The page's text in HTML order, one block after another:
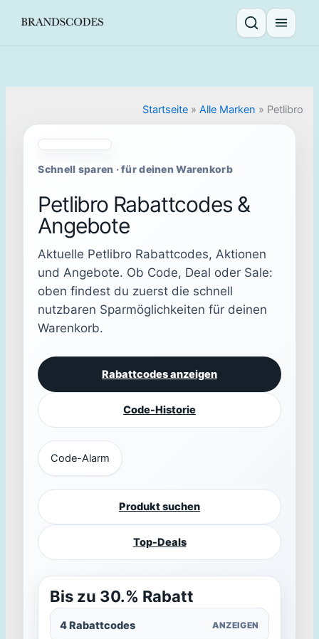
Suche öffnen
Menü
Startseite» Alle Marken » Petlibro
Schnell sparen · für deinen Warenkorb
Petlibro Rabattcodes &
Angebote
Aktuelle Petlibro Rabattcodes, Aktionen
und Angebote. Ob Code, Deal oder Sale:
oben findest du zuerst die schnell
nutzbaren Sparmöglichkeiten für deinen
Warenkorb.
Rabattcodes anzeigen
Code-Historie
Code-Alarm
Produkt suchen
Top-Deals
Bis zu 30.% Rabatt
4 Rabattcodes ANZEIGEN